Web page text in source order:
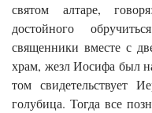
святом алтаре,
достойного
священники вместе с
храм, жезл Иосифа был
том свидетельствует
голубица. Тогда все